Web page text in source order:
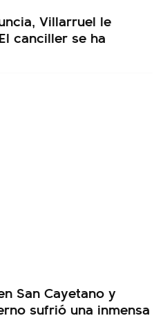
Villarruel le
canciller se ha
San Cayetano y
sufrió una inmensa